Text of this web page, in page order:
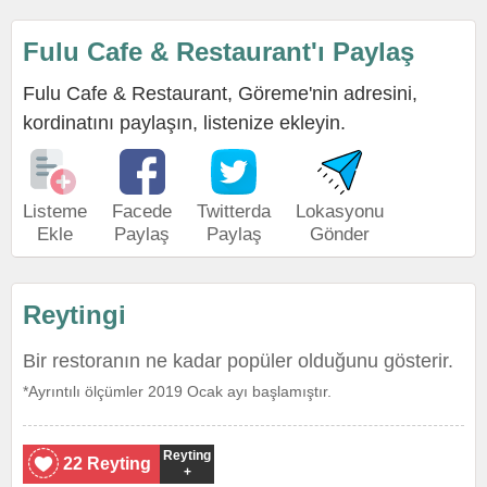
Fulu Cafe & Restaurant'ı Paylaş
Fulu Cafe & Restaurant, Göreme'nin adresini,
kordinatını paylaşın, listenize ekleyin.
Listeme
Ekle
Facede
Paylaş
Twitterda
Paylaş
Lokasyonu
Gönder
Reytingi
Bir restoranın ne kadar popüler olduğunu gösterir.
*Ayrıntılı ölçümler 2019 Ocak ayı başlamıştır.
22 Reyting
Reyting
+